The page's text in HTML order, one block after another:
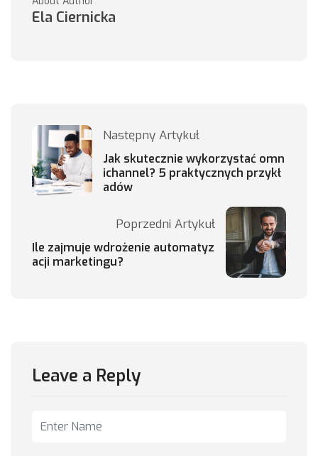
Ela Ciernicka
Następny Artykuł
Jak skutecznie wykorzystać omn
ichannel? 5 praktycznych przykł
adów
Poprzedni Artykuł
Ile zajmuje wdrożenie automatyz
acji marketingu?
Leave a Reply